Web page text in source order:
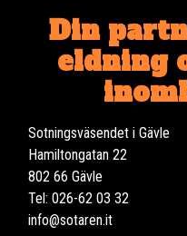
Din
eldning
Sotningsväsendet i Gävle
Hamiltongatan 22
802 66 Gävle
Tel: 026-62 03 32
info@sotaren.it